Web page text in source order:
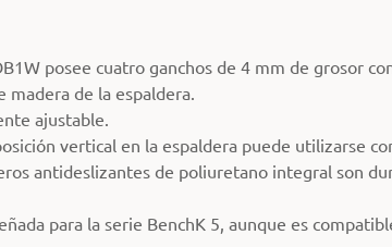
posee cuatro ganchos de 4 mm de grosor
madera de la espaldera.
ajustable.
vertical en la espaldera puede utilizarse
antideslizantes de poliuretano integral son
para la serie BenchK 5, aunque es